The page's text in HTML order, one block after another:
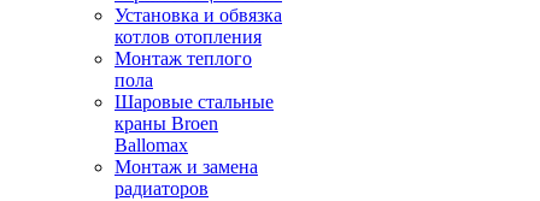
Установка и обвязка
котлов отопления
Монтаж теплого
пола
Шаровые стальные
краны Broen
Ballomax
Монтаж и замена
радиаторов